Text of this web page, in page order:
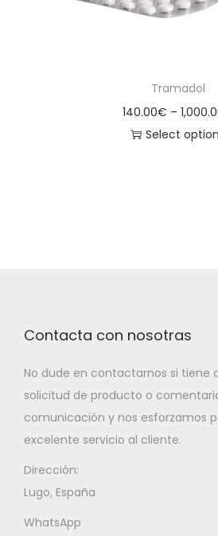
Tramadol
140.00€ –
Select
Contacta con nosotras
No dude en contactarnos si tiene
solicitud de producto o
comunicación y nos esforzamos
excelente servicio al cliente.
Dirección:
Lugo, España
WhatsApp